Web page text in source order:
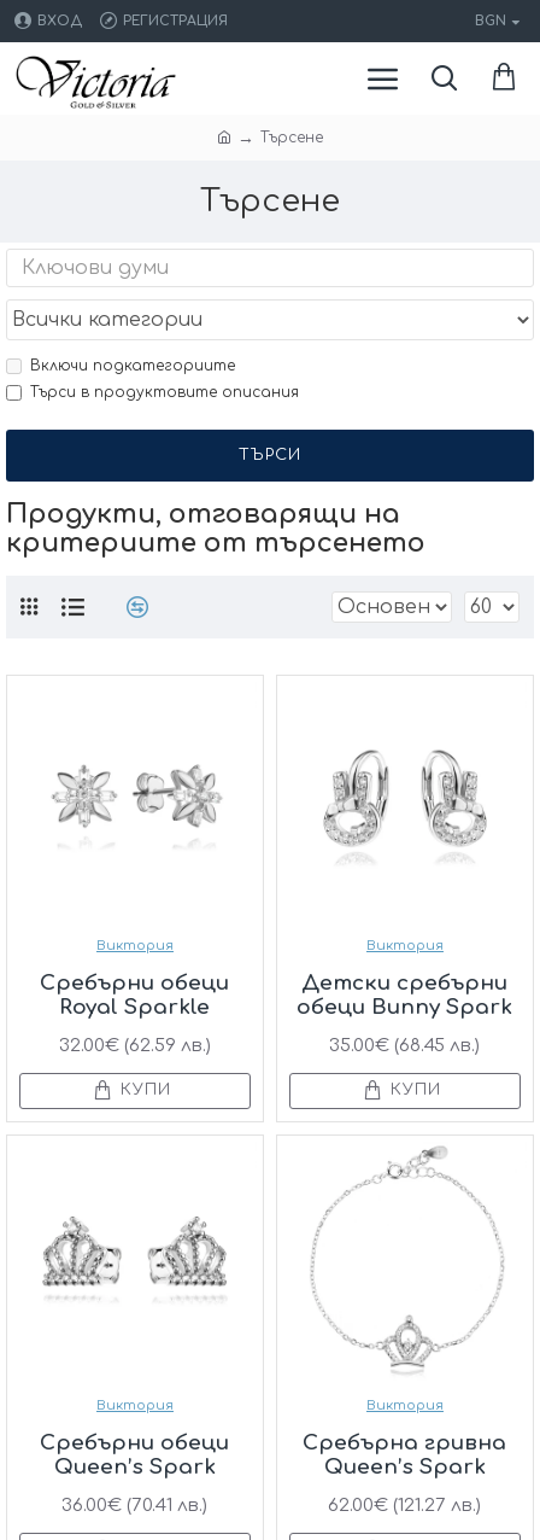
ВХОД РЕГИСТРАЦИЯ BGN
Търсене
Търсене
Включи подкатегориите
Търси в продуктовите описания
ТЪРСИ
Продукти, отговарящи на
критериите от търсенето
Виктория
Сребърни обеци
Royal Sparkle
32.00€ (62.59 лв.)
КУПИ
Виктория
Детски сребърни
обеци Bunny Spark
35.00€ (68.45 лв.)
КУПИ
Виктория
Сребърни обеци
Queen’s Spark
36.00€ (70.41 лв.)
Виктория
Сребърнa гривна
Queen’s Spark
62.00€ (121.27 лв.)